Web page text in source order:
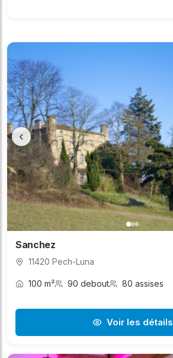
‹
Sanchez
11420 Pech-Luna
100 m² 90 debout 80 assises
Voir les détails